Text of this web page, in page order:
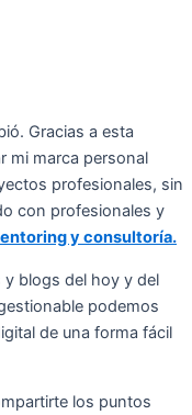
Gracias a esta
mi marca personal
profesionales, sin
con profesionales y
y consultoría.
y blogs del hoy y del
podemos
de una forma fácil
los puntos